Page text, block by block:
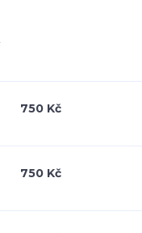
750 Kč
750 Kč